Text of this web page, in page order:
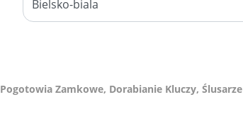
Pogotowia Zamkowe, Dorabianie Kluczy,